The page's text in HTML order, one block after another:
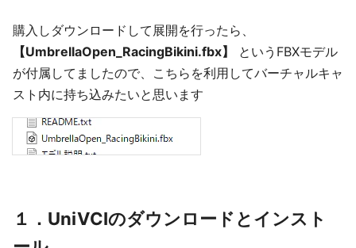
購入しダウンロードして展開を行ったら、
【UmbrellaOpen_RacingBikini.fbx】
というFBXモデル
が付属してましたので、こちらを利用してバーチャルキャ
スト内に持ち込みたいと思います
１．UniVCIのダウンロードとインスト